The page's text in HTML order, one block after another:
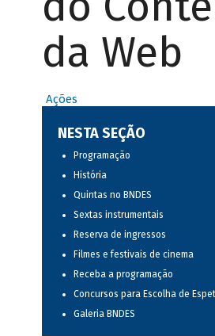
da Web
Ações
NESTA SEÇÃO
Programação
História
Quintas no BNDES
Sextas instrumentais
Reserva de ingressos
Filmes e festivais de cinema
Receba a programação
Concursos para Escolha de
Galeria BNDES